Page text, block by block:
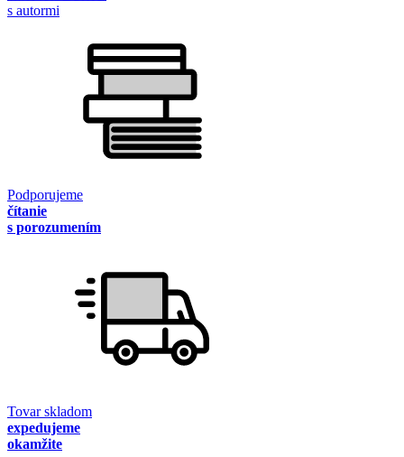
s autormi
Podporujeme
čítanie
s porozumením
Tovar skladom
expedujeme
okamžite